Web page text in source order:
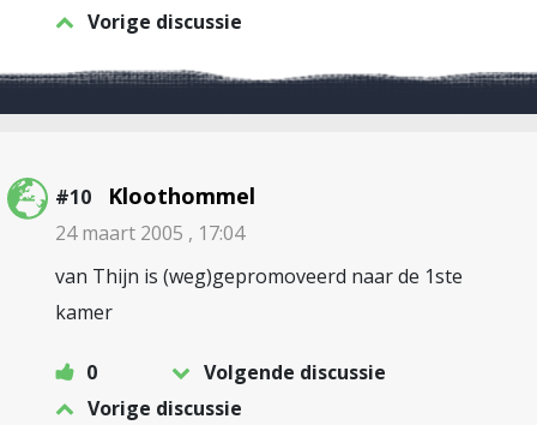
Vorige discussie
#10 Kloothommel
24 maart 2005 , 17:04
van Thijn is (weg)gepromoveerd naar de 1ste
kamer
0
Volgende discussie
Vorige discussie